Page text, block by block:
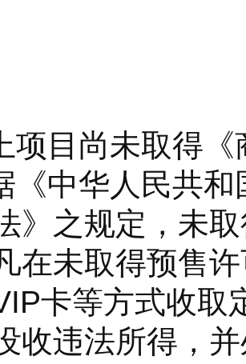
项目尚未取得
《中华人民共
》之规定，未
在未取得预售
卡等方式收取
收违法所得，